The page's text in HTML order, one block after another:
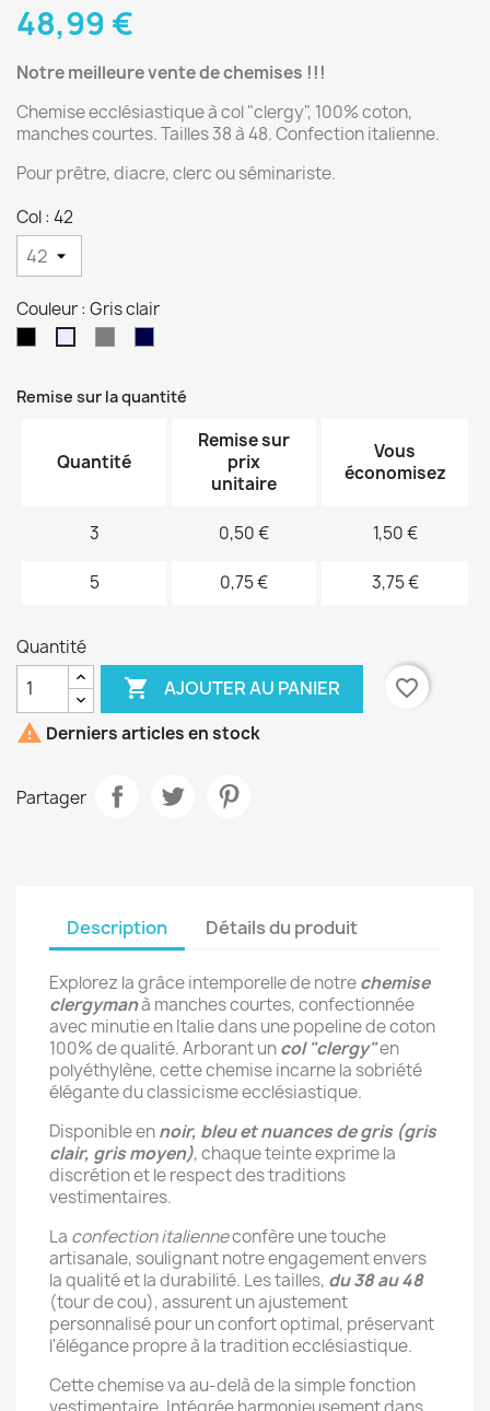
48,99 €
Notre meilleure vente de chemises !!!
Chemise ecclésiastique à col "clergy", 100% coton,
manches courtes. Tailles 38 à 48. Confection italienne.
Pour prêtre, diacre, clerc ou séminariste.
Col : 42
Couleur : Gris clair
Remise sur la quantité
Quantité
Remise sur
prix
unitaire
Vous
économisez
3 0,50 € 1,50 €
5 0,75 € 3,75 €
Quantité
 AJOUTER AU PANIER
favorite_border
 Derniers articles en stock
Partager
Description Détails du produit
Explorez la grâce intemporelle de notrechemise
clergymanà manches courtes, confectionnée
avec minutie en Italie dans une popeline de coton
100% de qualité. Arborant uncol "clergy"en
polyéthylène, cette chemise incarne la sobriété
élégante du classicisme ecclésiastique.
Disponible ennoir, bleu et nuances de gris (gris
clair, gris moyen), chaque teinte exprime la
discrétion et le respect des traditions
vestimentaires.
La confection italienneconfère une touche
artisanale, soulignant notre engagement envers
la qualité et la durabilité. Les tailles, du 38 au 48
(tour de cou), assurent un ajustement
personnalisé pour un confort optimal, préservant
l'élégance propre à la tradition ecclésiastique.
Cette chemise va au-delà de la simple fonction